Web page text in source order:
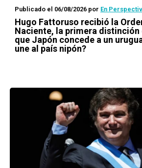
Publicado el 06/08/2026 por En
Hugo Fattoruso recibió la
Naciente, la primera distinción
que Japón concede a un
une al país nipón?